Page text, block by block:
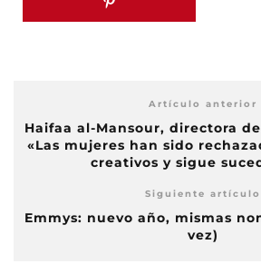
Artículo anterior
Haifaa al-Mansour, directora
«Las mujeres han sido
creativos y sigue
Siguiente artículo
Emmys: nuevo año, mismas
vez)